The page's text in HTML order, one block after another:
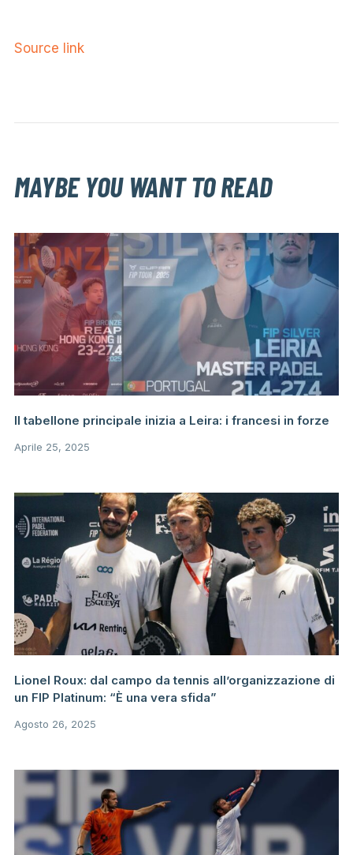
Source link
MAYBE YOU WANT TO READ
Il tabellone principale inizia a Leira: i francesi in forze
Aprile 25, 2025
Lionel Roux: dal campo da tennis all’organizzazione di
un FIP Platinum: “È una vera sfida”
Agosto 26, 2025